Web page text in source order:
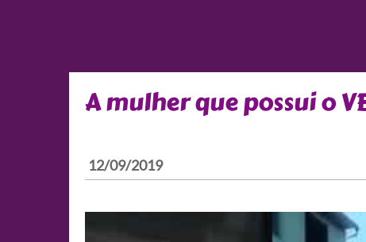
A mulher que possui o
12/09/2019